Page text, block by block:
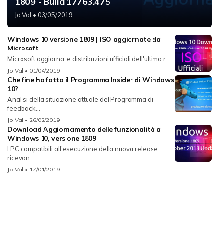
Jo Val • 03/05/2019
Windows 10 versione 1809 | ISO aggiornate da
Microsoft
Microsoft aggiorna le distribuzioni ufficiali dell'ultima r...
Jo Val • 01/04/2019
Che fine ha fatto il Programma Insider di Windows
10?
Analisi della situazione attuale del Programma di
feedback...
Jo Val • 26/02/2019
Download Aggiornamento delle funzionalità a
Windows 10, versione 1809
I PC compatibili all'esecuzione della nuova release
ricevon...
Jo Val • 17/01/2019